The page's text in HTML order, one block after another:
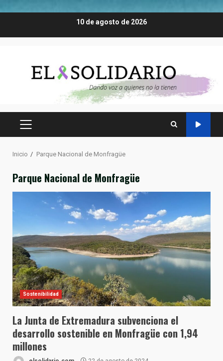
10 de agosto de 2026
MENÚ
Inicio Parque Nacional de Monfragüe
Parque Nacional de Monfragüe
Sostenibilidad
La Junta de Extremadura subvenciona el
desarrollo sostenible en Monfragüe con 1,94
millones